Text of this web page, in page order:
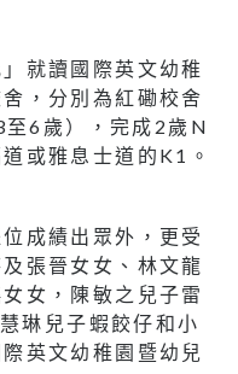
就讀國際英文幼稚
，分別為紅磡校舍
至6歲），完成2歲N
或雅息士道的K1。
成績出眾外，更受
張晉女女、林文龍
女，陳敏之兒子雷
琳兒子蝦餃仔和小
英文幼稚園暨幼兒